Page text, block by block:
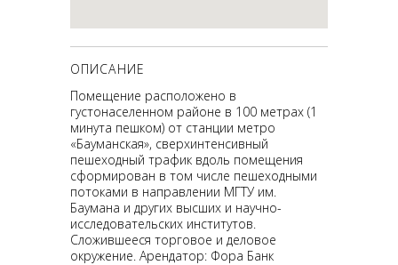
ОПИСАНИЕ
Помещение расположено в
густонаселенном районе в 100 метрах (1
минута пешком) от станции метро
«Бауманская», сверхинтенсивный
пешеходный трафик вдоль помещения
сформирован в том числе пешеходными
потоками в направлении МГТУ им.
Баумана и других высших и научно-
исследовательских институтов.
Сложившееся торговое и деловое
окружение. Арендатор: Фора Банк